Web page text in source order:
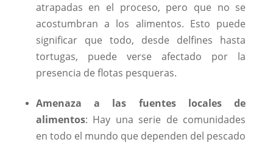
atrapadas en el proceso, pero que no se
acostumbran a los alimentos. Esto puede
significar que todo, desde delfines hasta
tortugas, puede verse afectado por la
presencia de flotas pesqueras.
Amenaza a las fuentes locales de
alimentos: Hay una serie de comunidades
en todo el mundo que dependen del pescado